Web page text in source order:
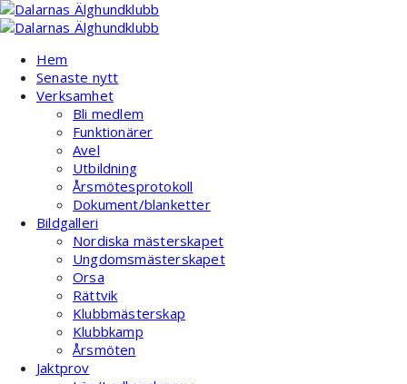
Hoppa
till
Hem
Senaste nytt
Verksamhet
Bli medlem
Funktionärer
Avel
Utbildning
Årsmötesprotokoll
Dokument/blanketter
Bildgalleri
Nordiska mästerskapet
Ungdomsmästerskapet
Orsa
Rättvik
Klubbmästerskap
Klubbkamp
Årsmöten
Jaktprov